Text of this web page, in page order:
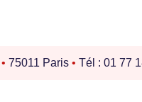
• 75011 Paris • Tél : 01 77